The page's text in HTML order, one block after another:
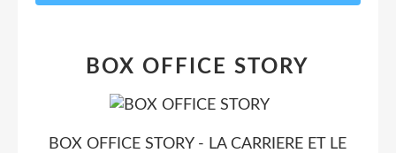
BOX OFFICE STORY
BOX OFFICE STORY - LA CARRIERE ET LE